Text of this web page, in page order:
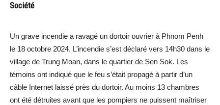
Société
Un grave incendie a ravagé un dortoir ouvrier à Phnom Penh
le 18 octobre 2024. L’incendie s’est déclaré vers 14h30 dans le
village de Trung Moan, dans le quartier de Sen Sok. Les
témoins ont indiqué que le feu s’était propagé à partir d’un
câble Internet laissé près du dortoir. Au moins 13 chambres
ont été détruites avant que les pompiers ne puissent maîtriser